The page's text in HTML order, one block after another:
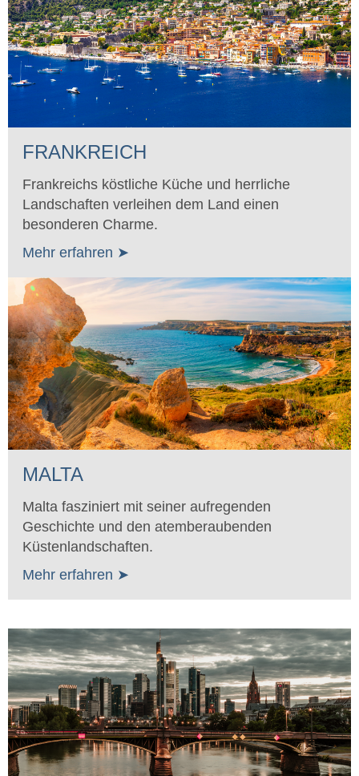
FRANKREICH
Frankreichs köstliche Küche und herrliche
Landschaften verleihen dem Land einen
besonderen Charme.
Mehr erfahren ➤
MALTA
Malta fasziniert mit seiner aufregenden
Geschichte und den atemberaubenden
Küstenlandschaften.
Mehr erfahren ➤